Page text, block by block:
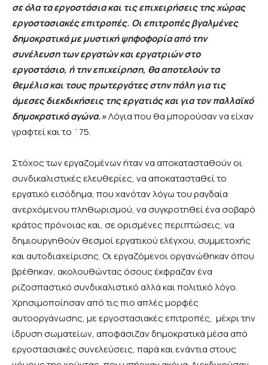
σε όλα τα εργοστάσια και τις επιχειρήσεις της χώρας
εργοστασιακές επιτροπές. Οι επιτροπές βγαλμένες
δημοκρατικά με μυστική ψηφοφορία από την
συνέλευση των εργατών και εργατριών στο
εργοστάσιο, ή την επιχείρηση, θα αποτελούν τα
θεμέλια και τους πρωτεργάτες στην πάλη για τις
άμεσες διεκδικήσεις της εργατιάς και για τον παλλαϊκό
δημοκρατικό αγώνα.»Λόγια που θα μπορούσαν να είχαν
γραφτεί και το ΄75.
Στόχος των εργαζομένων ήταν να αποκατασταθούν οι
συνδικαλιστικές ελευθερίες, να αποκατασταθεί το
εργατικό εισόδημα, που χανόταν λόγω του ραγδαία
ανερχόμενου πληθωρισμού, να συγκροτηθεί ένα σοβαρό
κράτος πρόνοιας και, σε ορισμένες περιπτώσεις, να
δημιουργηθούν θεσμοί εργατικού ελέγχου, συμμετοχής
και αυτοδιαχείρισης. Οι εργαζόμενοι οργανώθηκαν όπου
βρέθηκαν, ακολουθώντας όσους έκφραζαν ένα
ριζοσπαστικό συνδικαλιστικό αλλά και πολιτικό λόγο.
Χρησιμοποίησαν από τις πιο απλές μορφές
αυτοοργάνωσης, με εργοστασιακές επιτροπές, μέχρι την
ίδρυση σωματείων, αποφάσιζαν δημοκρατικά μέσα από
εργοστασιακές συνελεύσεις, παρά και ενάντια στους